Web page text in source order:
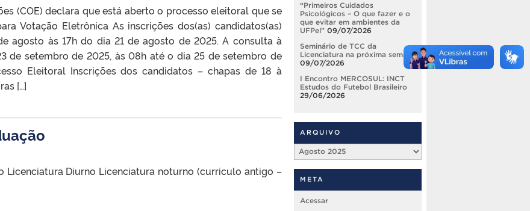
(COE) declara que está aberto o processo eleitoral que se
Votação Eletrônica As inscrições dos(as) candidatos(as)
agosto às 17h do dia 21 de agosto de 2025. A consulta à
de setembro de 2025, às 08h até o dia 25 de setembro de
Eleitoral Inscrições dos candidatos – chapas de 18 à
[…]
Licenciatura Diurno Licenciatura noturno (curriculo antigo –
“Primeiros Cuidados
Psicológicos – O que fazer e o
que evitar em ambientes da
UFPel” 09/07/2026
Seminário de TCC da
Licenciatura na próxima semana
09/07/2026
I Encontro MERCOSUL: INCT
Estudos do Futebol Brasileiro
29/06/2026
ARQUIVO
Arquivo
META
Acessar